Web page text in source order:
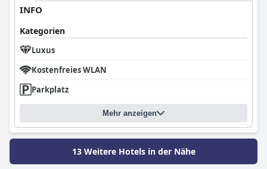
INFO
Kategorien
Luxus
Kostenfreies WLAN
Parkplatz
Mehr anzeigen
13 Weitere Hotels in der Nähe